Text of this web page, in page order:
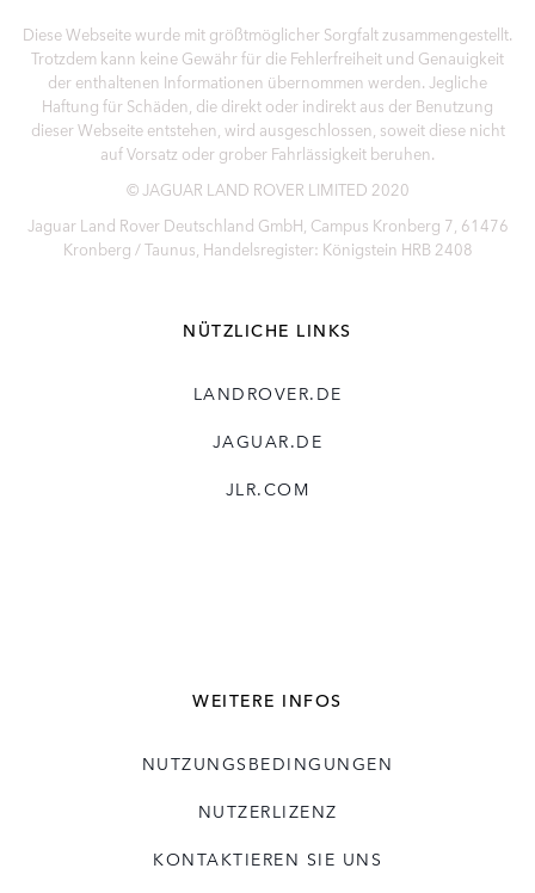
Diese Webseite wurde mit größtmöglicher Sorgfalt zusammengestellt.
Trotzdem kann keine Gewähr für die Fehlerfreiheit und Genauigkeit
der enthaltenen Informationen übernommen werden. Jegliche
Haftung für Schäden, die direkt oder indirekt aus der Benutzung
dieser Webseite entstehen, wird ausgeschlossen, soweit diese nicht
auf Vorsatz oder grober Fahrlässigkeit beruhen.
© JAGUAR LAND ROVER LIMITED 2020
Jaguar Land Rover Deutschland GmbH, Campus Kronberg 7, 61476
Kronberg / Taunus, Handelsregister: Königstein HRB 2408
NÜTZLICHE LINKS
LANDROVER.DE
JAGUAR.DE
JLR.COM
WEITERE INFOS
NUTZUNGSBEDINGUNGEN
NUTZERLIZENZ
KONTAKTIEREN SIE UNS